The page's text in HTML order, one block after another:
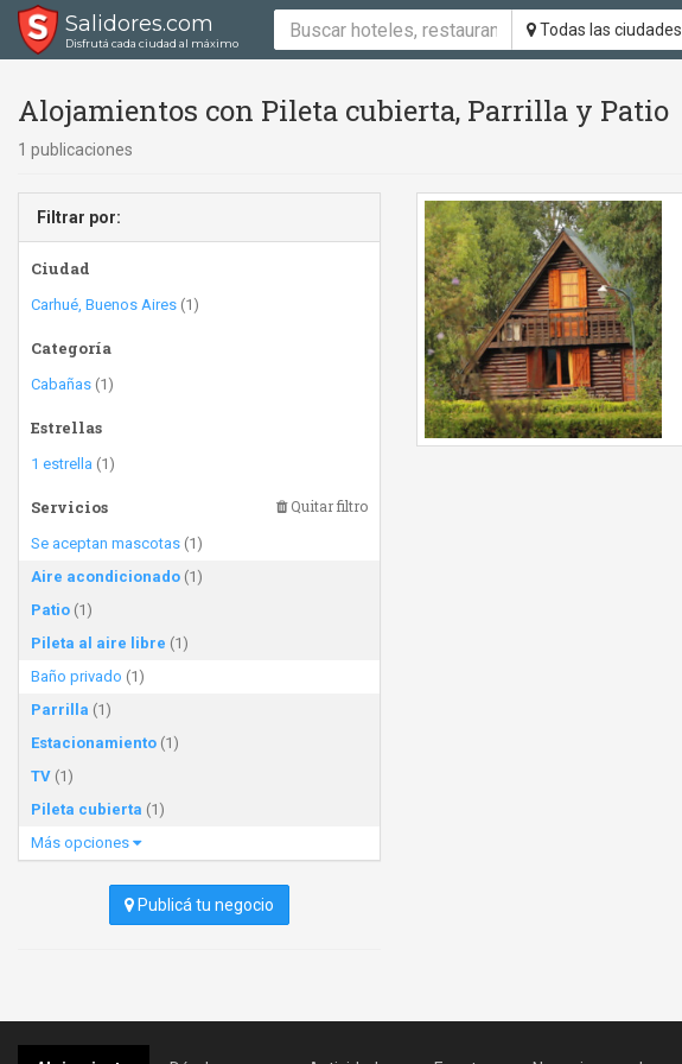
Salidores.com
Disfrutá cada ciudad al máximo
Todas las ciudades
Alojamientos con Pileta cubierta, Parrilla y Patio
1 publicaciones
Filtrar por:
Ciudad
Carhué, Buenos Aires (1)
Categoría
Cabañas (1)
Estrellas
1 estrella (1)
Servicios Quitar filtro
Se aceptan mascotas (1)
Aire acondicionado (1)
Patio (1)
Pileta al aire libre (1)
Baño privado (1)
Parrilla (1)
Estacionamiento (1)
TV (1)
Pileta cubierta (1)
Más opciones
Publicá tu negocio